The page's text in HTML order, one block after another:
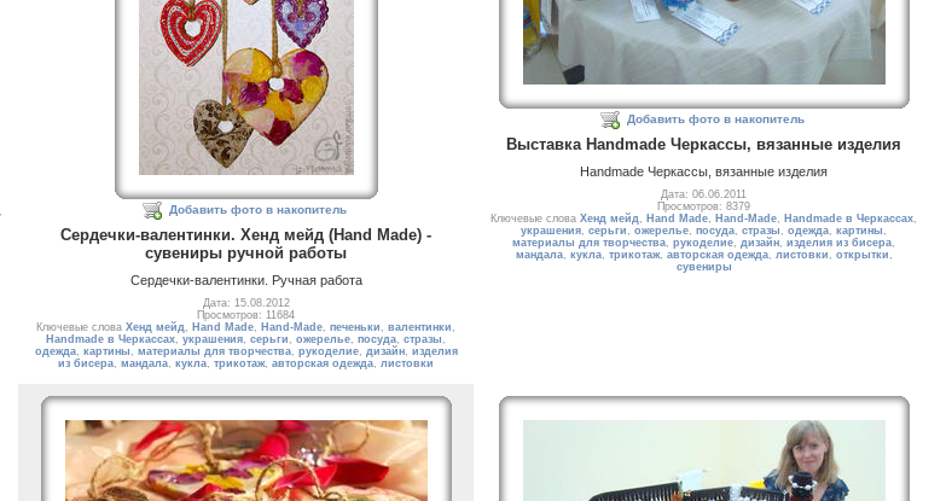
Добавить фото в накопитель
Сердечки-валентинки. Хенд мейд (Hand Made) -
сувениры ручной работы
Сердечки-валентинки. Ручная работа
Дата: 15.08.2012
Просмотров: 11684
Ключевые слова Хенд мейд, Hand Made, Hand-Made, печеньки , валентинки ,
Handmade в Черкассах, украшения, серьги , ожерелье, посуда, стразы ,
одежда, картины , материалы для творчества, рукоделие, дизайн, изделия
из бисера, мандала, кукла, трикотаж, авторская одежда, листовки
Добавить фото в накопитель
Выставка Handmade Черкассы, вязанные изделия
Handmade Черкассы, вязанные изделия
Дата: 06.06.2011
Просмотров: 8379
Ключевые слова Хенд мейд, Hand Made, Hand-Made, Handmade в Черкассах,
украшения, серьги , ожерелье, посуда, стразы , одежда, картины ,
материалы для творчества, рукоделие, дизайн, изделия из бисера,
мандала, кукла, трикотаж, авторская одежда, листовки , открытки ,
сувениры